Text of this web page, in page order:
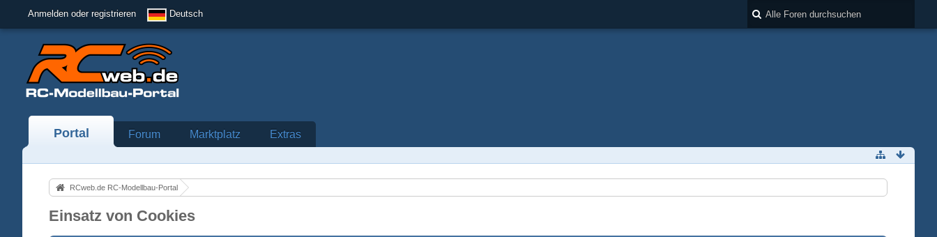
Anmelden oder registrieren Deutsch
Portal Forum Marktplatz Extras
RCweb.de RC-Modellbau-Portal
Einsatz von Cookies